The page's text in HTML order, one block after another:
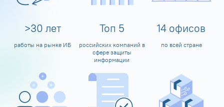
>30 лет
работы на рынке ИБ
Топ 5
российских компаний в
сфере защиты
информации
14 офисов
по всей стране